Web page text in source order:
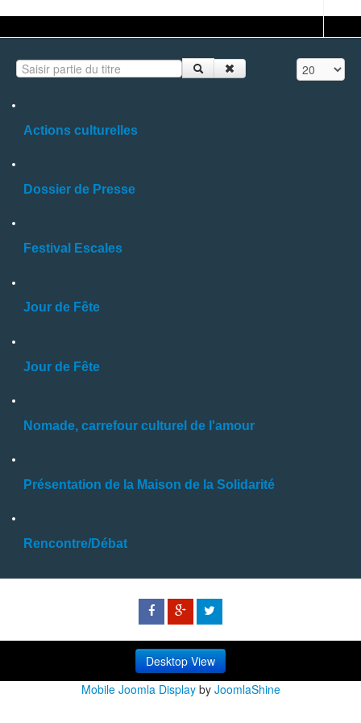
Saisir partie du titre Affichage #
Actions culturelles
Dossier de Presse
Festival Escales
Jour de Fête
Jour de Fête
Nomade, carrefour culturel de l'amour
Présentation de la Maison de la Solidarité
Rencontre/Débat
Desktop View
Mobile Joomla Displayby JoomlaShine